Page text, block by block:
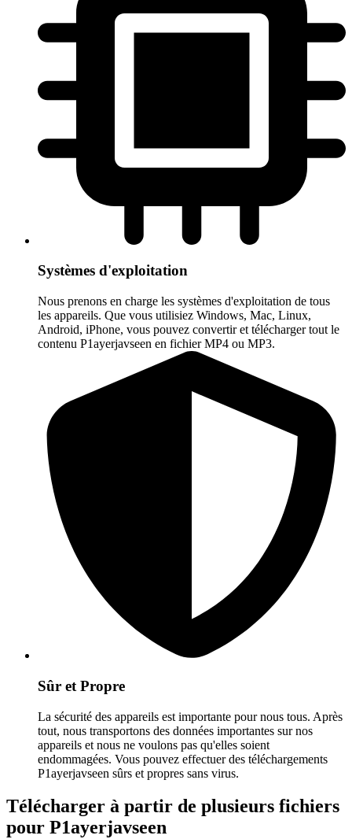
Systèmes d'exploitation
Nous prenons en charge les systèmes d'exploitation de tous
les appareils. Que vous utilisiez Windows, Mac, Linux,
Android, iPhone, vous pouvez convertir et télécharger tout le
contenu P1ayerjavseen en fichier MP4 ou MP3.
Sûr et Propre
La sécurité des appareils est importante pour nous tous. Après
tout, nous transportons des données importantes sur nos
appareils et nous ne voulons pas qu'elles soient
endommagées. Vous pouvez effectuer des téléchargements
P1ayerjavseen sûrs et propres sans virus.
Télécharger à partir de plusieurs fichiers
pour P1ayerjavseen